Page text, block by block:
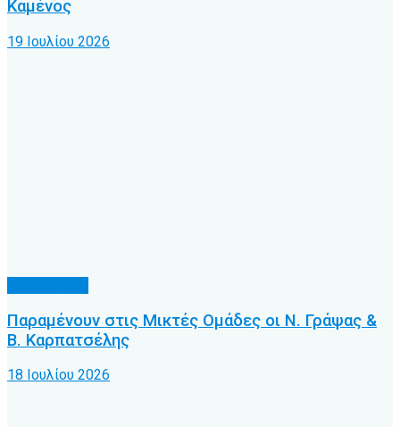
Καμένος
19 Ιουλίου 2026
Παραμένουν στις Μικτές Ομάδες οι Ν. Γράψας &
Β. Καρπατσέλης
18 Ιουλίου 2026